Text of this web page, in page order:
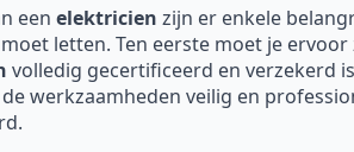
een elektricien zijn er enkele
letten. Ten eerste moet je
volledig gecertificeerd en verzekerd
werkzaamheden veilig en